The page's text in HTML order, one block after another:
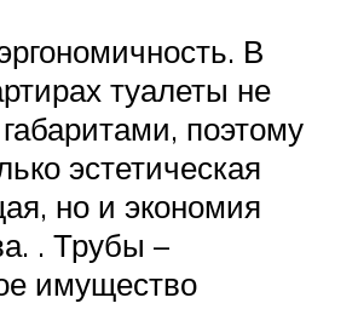
В
туалеты не
поэтому
эстетическая
но и экономия
. Трубы –
имущество